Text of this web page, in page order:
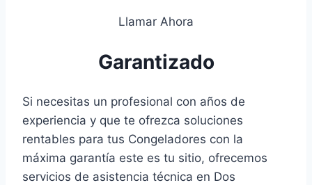
Llamar Ahora
Garantizado
Si necesitas un profesional con años de
experiencia y que te ofrezca soluciones
rentables para tus Congeladores con la
máxima garantía este es tu sitio, ofrecemos
servicios de asistencia técnica en Dos